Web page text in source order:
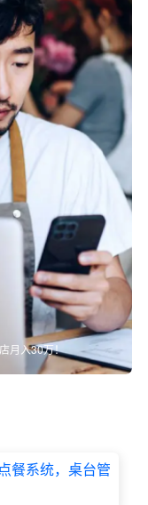
月入30万！
餐系统，桌台管